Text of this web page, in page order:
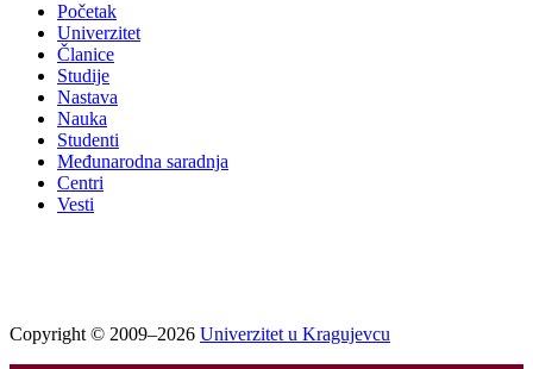
Početak
Univerzitet
Članice
Studije
Nastava
Nauka
Studenti
Međunarodna saradnja
Centri
Vesti
Copyright © 2009–2026 Univerzitet u Kragujevcu